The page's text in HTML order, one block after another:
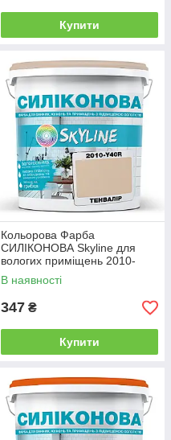
Купити
Кольорова Фарба
СИЛІКОНОВА Skyline для
вологих приміщень 2010-
Y40R Тенвалір 1л
В наявності
347 ₴
Купити